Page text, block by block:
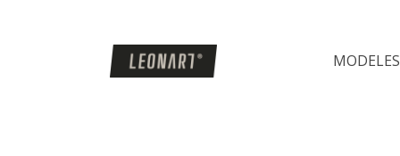
MODELES